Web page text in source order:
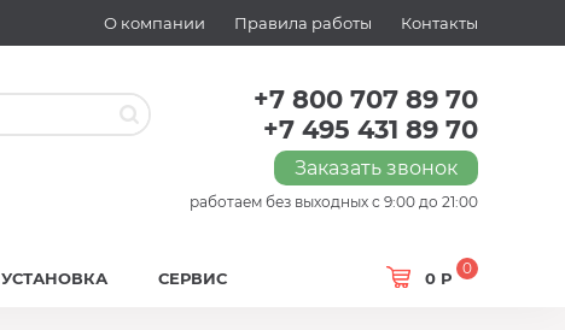
О компании Правила работы Контакты
+7 800 707 89 70
+7 495 431 89 70
Заказать звонок
работаем без выходных с 9:00 до 21:00
0 Р
0
УСТАНОВКА СЕРВИС